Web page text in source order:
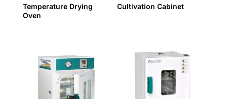
Temperature Drying
Oven
Cultivation Cabinet